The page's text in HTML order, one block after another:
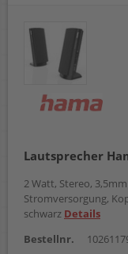
Lautsprecher
2 Watt, Stereo,
Stromversorgung,
schwarz Details
Bestellnr.